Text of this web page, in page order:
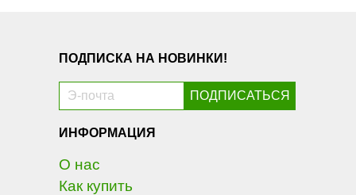
ПОДПИСКА НА НОВИНКИ!
ИНФОРМАЦИЯ
О нас
Как купить